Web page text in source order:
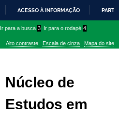
PARA
CONTEÚDO
ACESSO À INFORMAÇÃO
Ir para a busca 3 Ir para o rodapé 4
Alto contraste Escala de cinza Mapa do site
Núcleo de
Estudos em